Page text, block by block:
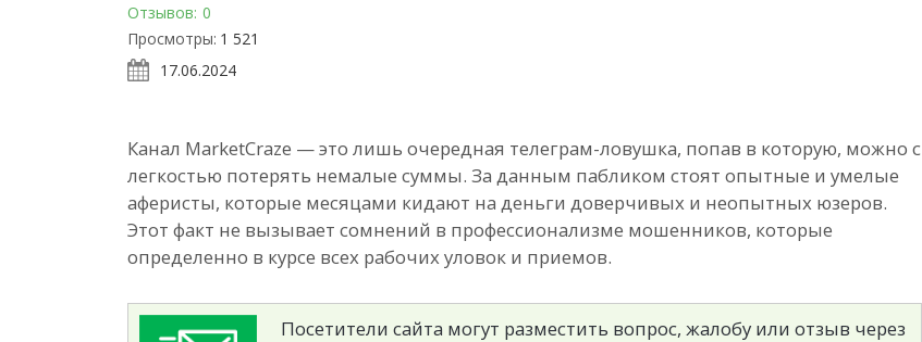
Отзывов: 0
Просмотры: 1 521
17.06.2024
Канал MarketCraze — это лишь очередная телеграм-ловушка, попав в которую, можно с
легкостью потерять немалые суммы. За данным пабликом стоят опытные и умелые
аферисты, которые месяцами кидают на деньги доверчивых и неопытных юзеров.
Этот факт не вызывает сомнений в профессионализме мошенников, которые
определенно в курсе всех рабочих уловок и приемов.
Посетители сайта могут разместить вопрос, жалобу или отзыв через